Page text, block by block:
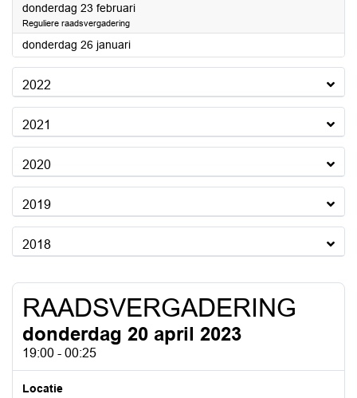
donderdag 23 februari2023
Reguliere raadsvergadering
donderdag 26 januari2023
2022
2021
2020
2019
2018
RAADSVERGADERING
donderdag 20 april 2023
19:00 - 00:25
Locatie